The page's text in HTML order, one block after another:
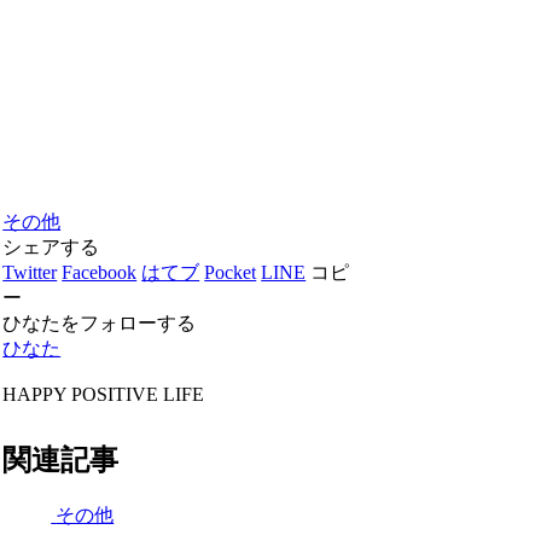
その他
シェアする
Twitter Facebook はてブ Pocket LINE コピ
ー
ひなたをフォローする
ひなた
HAPPY POSITIVE LIFE
関連記事
その他